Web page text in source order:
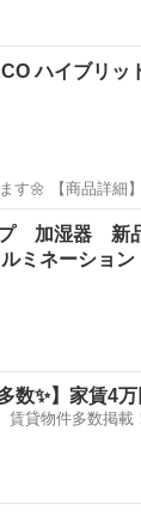
ハイブリッ
DECOのハ
。 加熱式と超音
デルです。 乾燥
季節、空調家電
プ 加湿器
ミネーション
季節、空調家電
数✨】家賃4
賃貸物件多数掲載！